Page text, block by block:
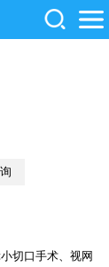
切口手术、视网